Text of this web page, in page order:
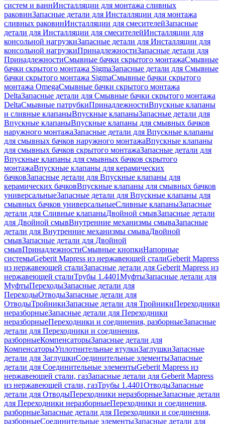
систем и ваннИнсталляции для монтажа сливных
раковинЗапасные детали для Инсталляции для монтажа
сливных раковинИнсталляции для смесителейЗапасные
детали для Инсталляции для смесителейИнсталляции для
консольной нагрузкиЗапасные детали для Инсталляции для
консольной нагрузкиПринадлежностиЗапасные детали для
ПринадлежностиСмывные бачки скрытого монтажаСмывные
бачки скрытого монтажа SigmaЗапасные детали для Смывные
бачки скрытого монтажа SigmaСмывные бачки скрытого
монтажа OmegaСмывные бачки скрытого монтажа
DeltaЗапасные детали для Смывные бачки скрытого монтажа
DeltaСмывные патрубкиПринадлежностиВпускные клапаны
и сливные клапаныВпускные клапаныЗапасные детали для
Впускные клапаныВпускные клапаны для смывных бачков
наружного монтажаЗапасные детали для Впускные клапаны
для смывных бачков наружного монтажаВпускные клапаны
для смывных бачков скрытого монтажаЗапасные детали для
Впускные клапаны для смывных бачков скрытого
монтажаВпускные клапаны для керамических
бачковЗапасные детали для Впускные клапаны для
керамических бачковВпускные клапаны для смывных бачков
универсальныеЗапасные детали для Впускные клапаны для
смывных бачков универсальныеСливные клапаныЗапасные
детали для Сливные клапаныДвойной смывЗапасные детали
для Двойной смывВнутренние механизмы смываЗапасные
детали для Внутренние механизмы смываДвойной
смывЗапасные детали для Двойной
смывПринадлежностиСмывные кнопкиНапорные
системыGeberit Mapress из нержавеющей сталиGeberit Mapress
из нержавеющей сталиЗапасные детали для Geberit Mapress из
нержавеющей сталиТрубы 1.4401МуфтыЗапасные детали для
МуфтыПереходыЗапасные детали для
ПереходыОтводыЗапасные детали для
ОтводыТройникиЗапасные детали для ТройникиПереходники
неразборныеЗапасные детали для Переходники
неразборныеПереходники и соединения, разборныеЗапасные
детали для Переходники и соединения,
разборныеКомпенсаторыЗапасные детали для
КомпенсаторыУплотнительные втулкиЗаглушкиЗапасные
детали для ЗаглушкиСоединительные элементыЗапасные
детали для Соединительные элементыGeberit Mapress из
нержавеющей стали, газЗапасные детали для Geberit Mapress
из нержавеющей стали, газТрубы 1.4401ОтводыЗапасные
детали для ОтводыПереходники неразборныеЗапасные детали
для Переходники неразборныеПереходники и соединения,
разборныеЗапасные детали для Переходники и соединения,
разборныеСоединительные элементыЗапасные детали для